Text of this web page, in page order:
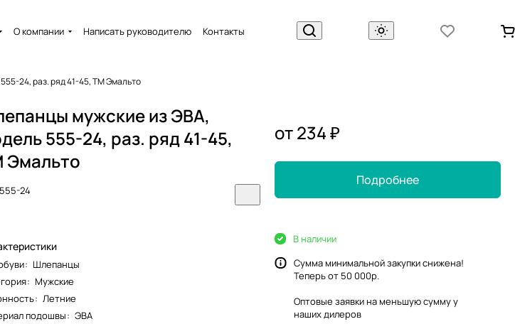
О компании Написать руководителю Контакты
24, раз. ряд 41-45, ТМ Эмальто
мужские из ЭВА,
555-24, раз. ряд 41-45,
Эмальто
555-24
: Шлепанцы
: Мужские
: Летние
подошвы: ЭВА
от 234 ₽
Подробнее
В наличии
Сумма минимальной закупки снижена!
Теперь от 50 000р.
Оптовые заявки на меньшую сумму у
нашихдилеров